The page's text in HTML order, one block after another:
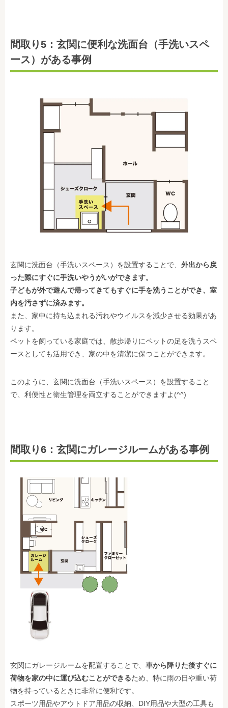
間取り5：玄関に便利な洗面台（手洗いスペ
ース）がある事例
玄関に洗面台（手洗いスペース）を設置することで、 外出から戻
った際にすぐに手洗いやうがいができます。
子どもが外で遊んで帰ってきてもすぐに手を洗うことができ、室
内を汚さずに済みます。
また、家中に持ち込まれる汚れやウイルスを減少させる効果があ
ります。
ペットを飼っている家庭では、散歩帰りにペットの足を洗うスペ
ースとしても活用でき、家の中を清潔に保つことができます。
このように、玄関に洗面台（手洗いスペース）を設置すること
で、利便性と衛生管理を両立することができますよ(^^)
間取り6：玄関にガレージルームがある事例
玄関にガレージルームを配置することで、 車から降りた後すぐに
荷物を家の中に運び込むことができるため、特に雨の日や重い荷
物を持っているときに非常に便利です。
スポーツ用品やアウトドア用品の収納、DIY用品や大型の工具も